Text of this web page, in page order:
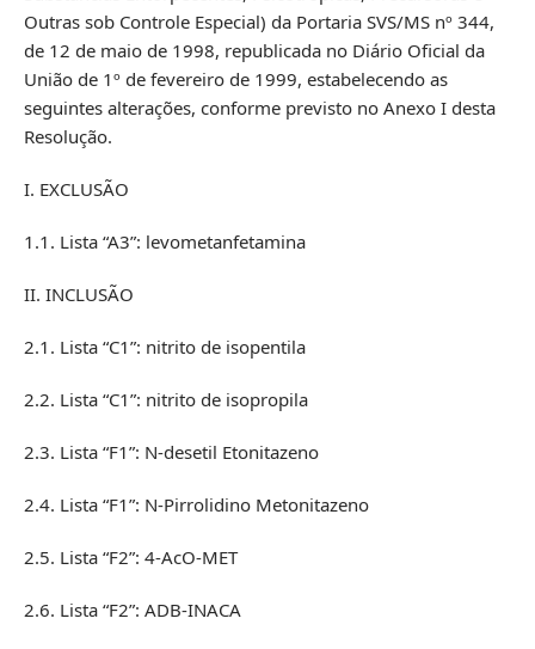
Outras sob Controle Especial) da Portaria SVS/MS nº 344,
de 12 de maio de 1998, republicada no Diário Oficial da
União de 1º de fevereiro de 1999, estabelecendo as
seguintes alterações, conforme previsto no Anexo I desta
Resolução.
I. EXCLUSÃO
1.1. Lista “A3”: levometanfetamina
II. INCLUSÃO
2.1. Lista “C1”: nitrito de isopentila
2.2. Lista “C1”: nitrito de isopropila
2.3. Lista “F1”: N-desetil Etonitazeno
2.4. Lista “F1”: N-Pirrolidino Metonitazeno
2.5. Lista “F2”: 4-AcO-MET
2.6. Lista “F2”: ADB-INACA